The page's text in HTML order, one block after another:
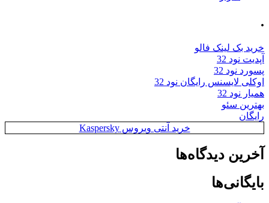
.
خرید بک لینک فالو
آپدیت نود 32
پسورد نود 32
اوکلی لایسنس رایگان نود 32
همیار نود 32
بهترین سئو
رایگان
خرید آنتی ویروس Kaspersky
آخرین دیدگاه‌ها
بایگانی‌ها